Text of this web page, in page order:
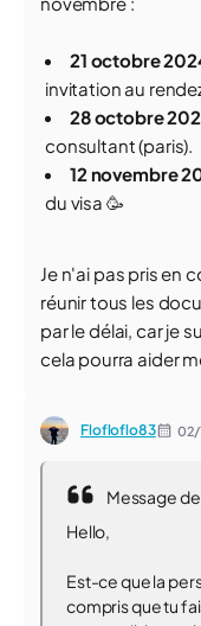
21 octobre
invitation au
28 octobre
consultant (paris).
12 novembre
du visa 🥳
Je n'ai pas pris en
réunir tous les
par le délai, car je
cela pourra aider
Flofloflo83 02/
Message de
Hello,
Est-ce que la
compris que tu